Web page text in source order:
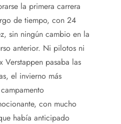
la primera carrera
de tiempo, con 24
sin ningún cambio en la
anterior. Ni pilotos ni
Verstappen pasaba las
el invierno más
con mucho
había anticipado